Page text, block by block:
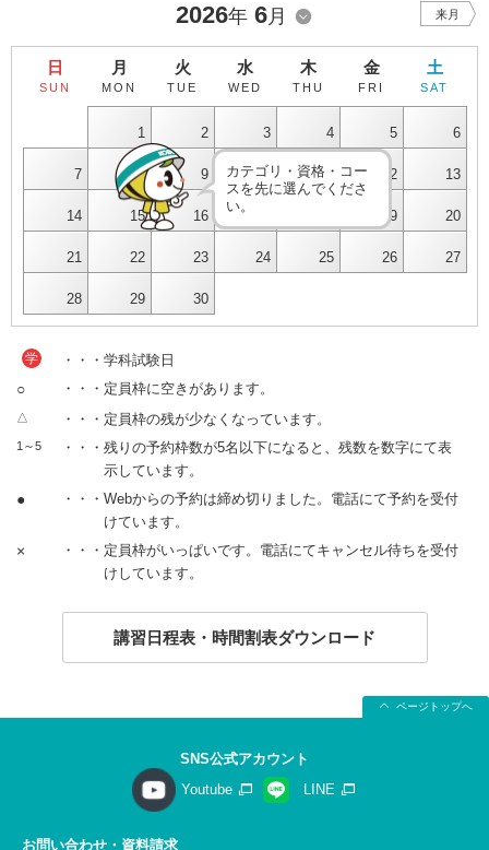
2026年 6月 来月
日
SUN
月
MON
火
TUE
水
WED
木
THU
金
FRI
土
SAT
1 2 3 4 5 6
7 8 9 10 11 12 13
14 15 16 19 20
21 22 23 24 25 26 27
28 29 30
カテゴリ・資格・コー
スを先に選んでくださ
い。
学 ・・・学科試験日
○ ・・・定員枠に空きがあります。
△ ・・・定員枠の残が少なくなっています。
1～5
・・・残りの予約枠数が5名以下になると、残数を数字にて表
示しています。
●
・・・Webからの予約は締め切りました。電話にて予約を受付
けています。
×
・・・定員枠がいっぱいです。電話にてキャンセル待ちを受付
けしています。
講習日程表・時間割表ダウンロード
ページトップへ
SNS公式アカウント
Youtube
LINE
お問い合わせ・資料請求